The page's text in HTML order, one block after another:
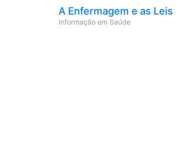
A Enfermagem e as Leis
Informação em Saúde